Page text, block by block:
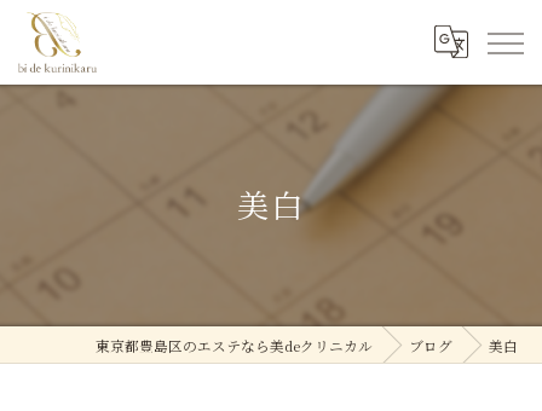
美白
東京都豊島区のエステなら美deクリニカル ブログ 美白